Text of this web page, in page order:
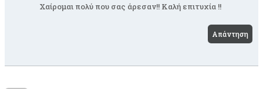
Χαίρομαι πολύ που σας άρεσαν!! Καλή επιτυχία !!
Απάντηση